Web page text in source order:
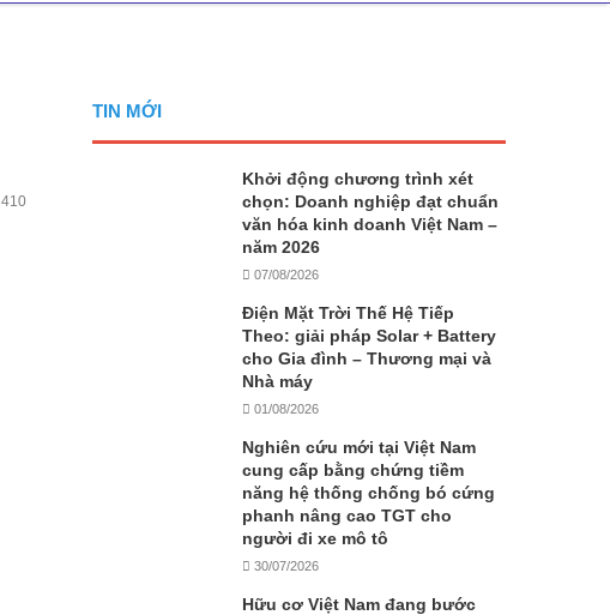
410
TIN MỚI
Khởi động chương trình xét
chọn: Doanh nghiệp đạt chuẩn
văn hóa kinh doanh Việt Nam –
năm 2026
07/08/2026
Điện Mặt Trời Thế Hệ Tiếp
Theo: giải pháp Solar + Battery
cho Gia đình – Thương mại và
Nhà máy
01/08/2026
Nghiên cứu mới tại Việt Nam
cung cấp bằng chứng tiềm
năng hệ thống chống bó cứng
phanh nâng cao TGT cho
người đi xe mô tô
30/07/2026
Hữu cơ Việt Nam đang bước